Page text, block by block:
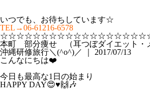
いつでも、お待ちしています☆
TEL→06-61216-6578
本町 部分痩せ （耳つぼダイエット・
沖縄研修旅行＼(^o^)／ ｜ 2017/07/13
こんなにちは❤️
今日も最高な1日の始まり
HAPPY DAY😍♥️🙌🎶